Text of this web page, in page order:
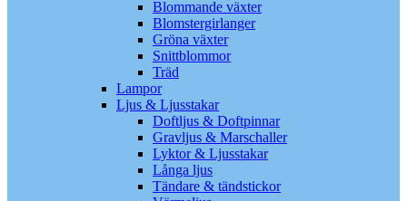
Blommande växter
Blomstergirlanger
Gröna växter
Snittblommor
Träd
Lampor
Ljus & Ljusstakar
Doftljus & Doftpinnar
Gravljus & Marschaller
Lyktor & Ljusstakar
Långa ljus
Tändare & tändstickor